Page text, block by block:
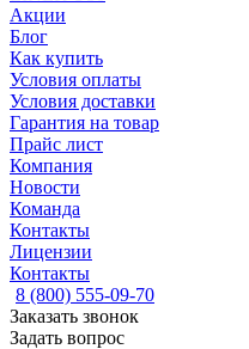
Акции
Блог
Как купить
Условия оплаты
Условия доставки
Гарантия на товар
Прайс лист
Компания
Новости
Команда
Контакты
Лицензии
Контакты
8 (800) 555-09-70
Заказать звонок
Задать вопрос